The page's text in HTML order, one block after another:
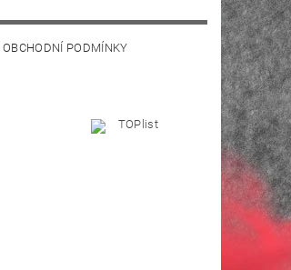
OBCHODNÍ PODMÍNKY